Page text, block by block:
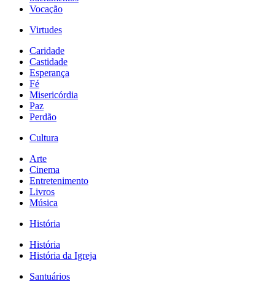
Vocação
Virtudes
Caridade
Castidade
Esperança
Fé
Misericórdia
Paz
Perdão
Cultura
Arte
Cinema
Entretenimento
Livros
Música
História
História
História da Igreja
Santuários